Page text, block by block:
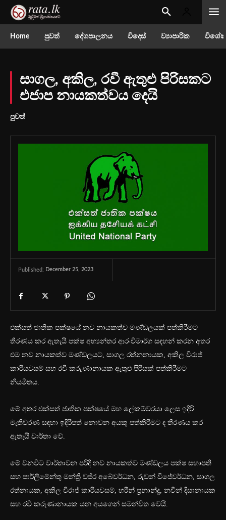
Home පුවත් දේශපාලනය විදෙස් ව්‍යාපාරික
සාගල, අකිල, රවී ඇතුළු පිරිසකට
එජාප නායකත්වය දෙයි
පුවත්
Published: December 25, 2023
එක්සත් ජාතික පක්ෂයේ නව නායකත්ව මණ්ඩලයක් පත්කිරීමට
තීරණය කර ඇතැයි පක්ෂ අභ්‍යන්තර ආරංචිමාර්ග සඳහන් කරන අතර
එම නව නායකත්ව මණ්ඩලයට, සාගල රත්නනායක, අකිල විරාජ්
කාරියවසම් සහ රවී කරුණානායක ඇතුළු පිරිසක් පත්කිරීමට
නියමිතය.
මේ අතර එක්සත් ජාතික පක්ෂයේ මහ ලේකම්වරයා ලෙස ඉදිරි
මැතිවරණ සඳහා ඉදිරිපත් නොවන අයකු පත්කිරීමට ද තීරණය කර
ඇතැයි වාර්තා වේ.
මේ වනවිට වාර්තාවන පරිදි නව නායකත්ව මණ්ඩලය පක්ෂ සභාපති
සහ පාර්ලිමේන්තු මන්ත්‍රී වජිර අබේවර්ධන, රුවන් විජේවර්ධන, සාගල
රත්නායක, අකිල වි‍රාජ් කාරියවසම්, හරීන් ප්‍රනාන්දු, නවීන් දිසානායක
සහ රවී කරුණානායක යන අයගෙන් සමන්විත වෙයි.